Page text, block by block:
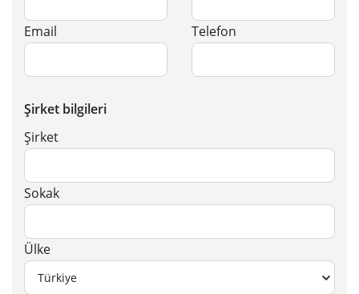
Email Telefon
Şirket bilgileri
Şirket
Sokak
Ülke